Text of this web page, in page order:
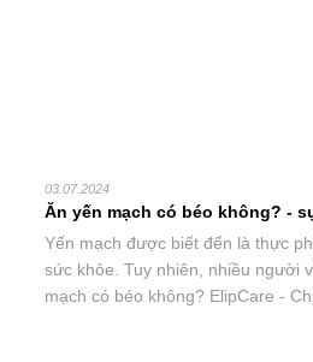
03.07.2024
ăn yến mạch có béo không? -
Yến mạch được biết đến là thực
sức khỏe. Tuy nhiên, nhiều người
mạch có béo không? ElipCare -